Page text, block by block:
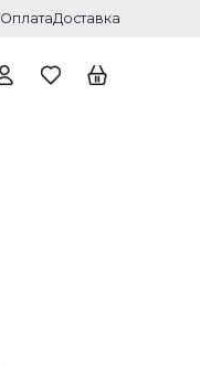
ОплатаДоставка